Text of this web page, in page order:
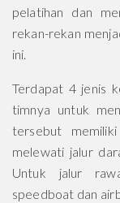
pelatihan dan
rekan-rekan
ini.
Terdapat 4 jenis
timnya untuk
tersebut
melewati jalur
Untuk jalur
speedboat dan